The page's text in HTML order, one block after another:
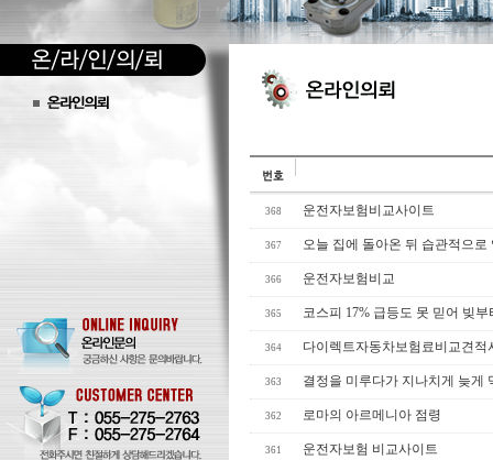
368 운전자보험비교사이트
367 오늘 집에 돌아온 뒤 습관적으로
366 운전자보험비교
365 코스피 17% 급등도 못 믿어 빚
364 다이렉트자동차보험료비교견적
363 결정을 미루다가 지나치게 늦게
362 로마의 아르메니아 점령
361 운전자보험 비교사이트